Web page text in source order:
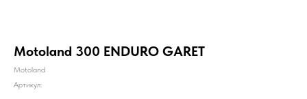
Motoland 300 ENDURO GARET
Motoland
Артикул: